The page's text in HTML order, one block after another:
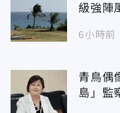
級強陣
6小時前
青鳥偶
島」監